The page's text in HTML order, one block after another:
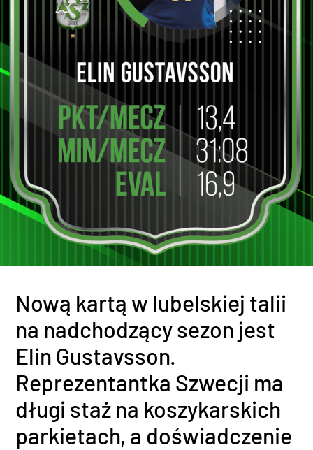
Nową kartą w lubelskiej talii
na nadchodzący sezon jest
Elin Gustavsson.
Reprezentantka Szwecji ma
długi staż na koszykarskich
parkietach, a doświadczenie